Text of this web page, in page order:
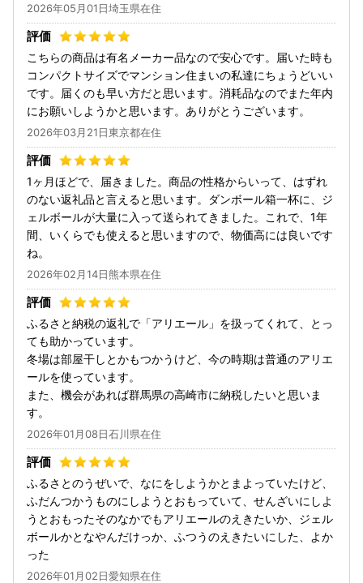
2026年05月01日埼玉県在住
こちらの商品は有名メーカー品なので安心です。届いた時も
コンパクトサイズでマンション住まいの私達にちょうどいい
です。届くのも早い方だと思います。消耗品なのでまた年内
にお願いしようかと思います。ありがとうございます。
2026年03月21日東京都在住
1ヶ月ほどで、届きました。商品の性格からいって、はずれ
のない返礼品と言えると思います。ダンボール箱一杯に、ジ
ェルボールが大量に入って送られてきました。これで、1年
間、いくらでも使えると思いますので、物価高には良いです
ね。
2026年02月14日熊本県在住
ふるさと納税の返礼で「アリエール」を扱ってくれて、とっ
ても助かっています。
冬場は部屋干しとかもつかうけど、今の時期は普通のアリエ
ールを使っています。
また、機会があれば群馬県の高崎市に納税したいと思いま
す。
2026年01月08日石川県在住
ふるさとのうぜいで、なにをしようかとまよっていたけど、
ふだんつかうものにしようとおもっていて、せんざいにしよ
うとおもったそのなかでもアリエールのえきたいか、ジェル
ボールかとなやんだけっか、ふつうのえきたいにした、よか
った
2026年01月02日愛知県在住